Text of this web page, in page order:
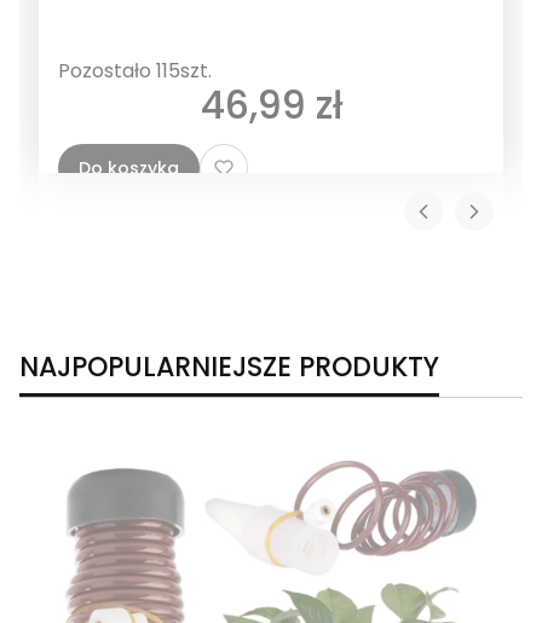
Pozostało 115szt.
Cena
46,99 zł
Do koszyka
NAJPOPULARNIEJSZE PRODUKTY